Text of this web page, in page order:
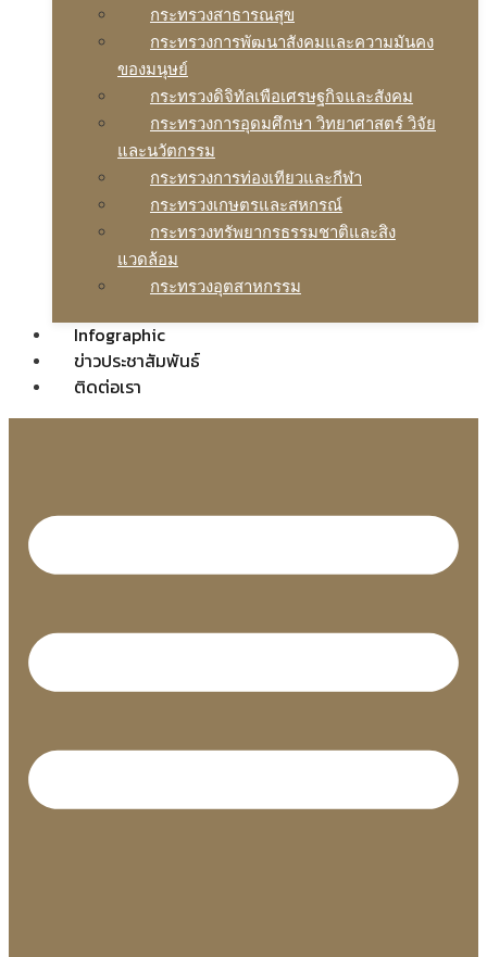
กระทรวงสาธารณสุข
กระทรวงการพัฒนาสังคมและความมันคง
ของมนุษย์
กระทรวงดิจิทัลเพือเศรษฐกิจและสังคม
กระทรวงการอุดมศึกษา วิทยาศาสตร์ วิจัย
และนวัตกรรม
กระทรวงการท่องเทียวและกีฬา
กระทรวงเกษตรและสหกรณ์
กระทรวงทรัพยากรธรรมชาติและสิง
แวดล้อม
กระทรวงอุตสาหกรรม
Infographic
ข่าวประชาสัมพันธ์
ติดต่อเรา